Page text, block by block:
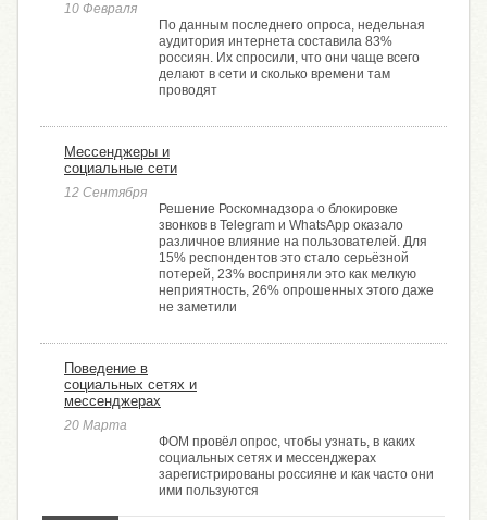
10 Февраля
По данным последнего опроса, недельная
аудитория интернета составила 83%
россиян. Их спросили, что они чаще всего
делают в сети и сколько времени там
проводят
Мессенджеры и
социальные сети
12 Сентября
Решение Роскомнадзора о блокировке
звонков в Telegram и WhatsApp оказало
различное влияние на пользователей. Для
15% респондентов это стало серьёзной
потерей, 23% восприняли это как мелкую
неприятность, 26% опрошенных этого даже
не заметили
Поведение в
социальных сетях и
мессенджерах
20 Марта
ФОМ провёл опрос, чтобы узнать, в каких
социальных сетях и мессенджерах
зарегистрированы россияне и как часто они
ими пользуются